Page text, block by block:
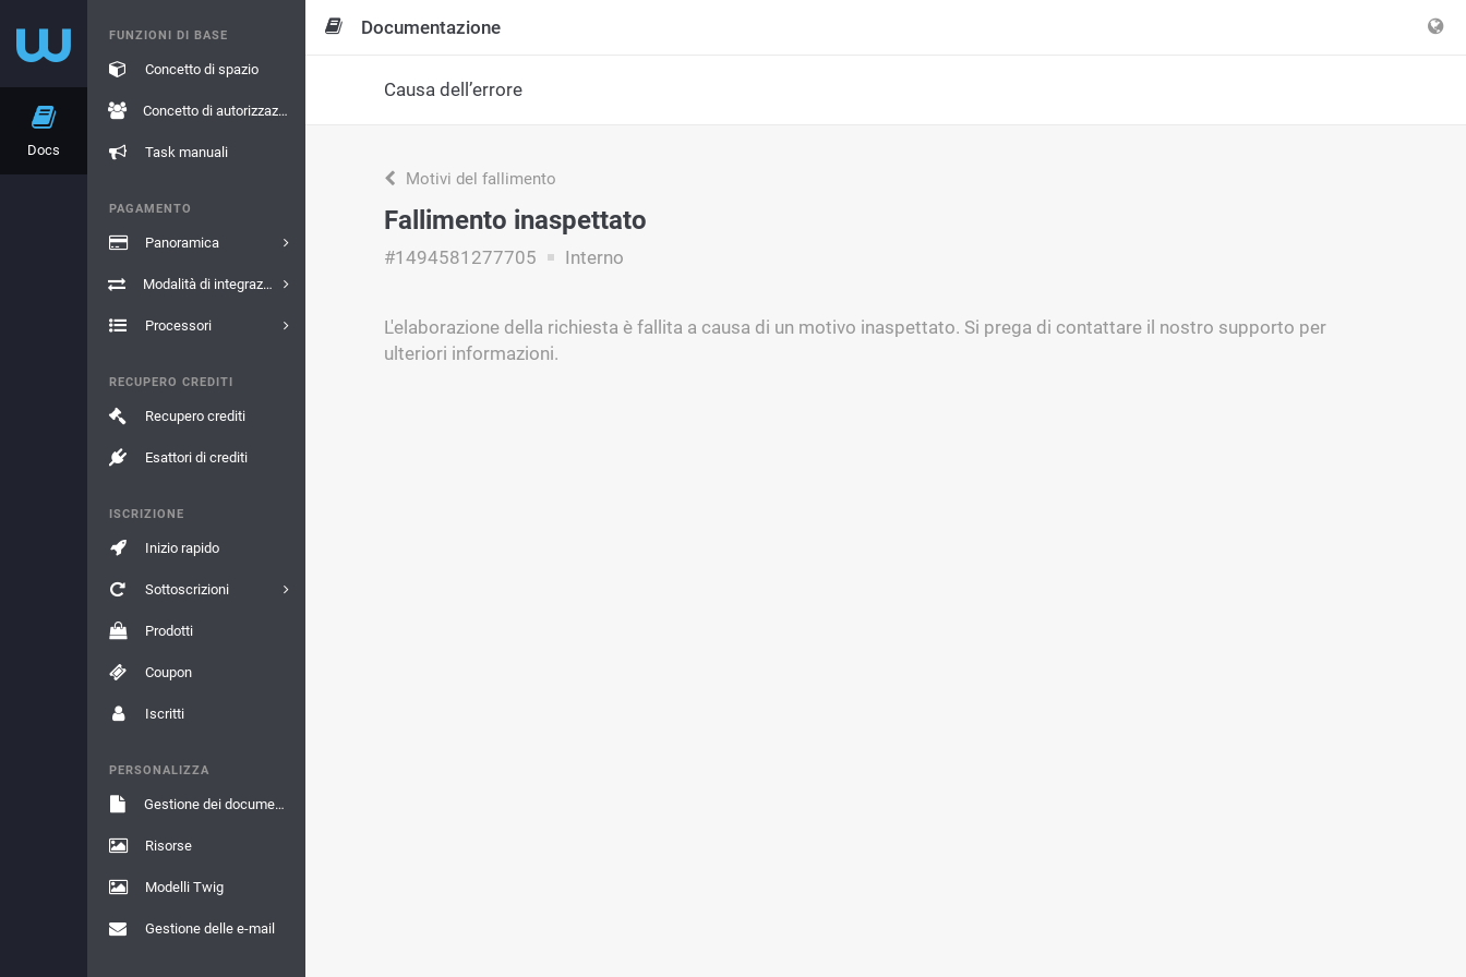
Docs
FUNZIONI DI BASE
Concetto di spazio
Concetto di autorizzazione
Task manuali
PAGAMENTO
Panoramica
Modalità di integrazione
Processori
RECUPERO CREDITI
Recupero crediti
Esattori di crediti
ISCRIZIONE
Inizio rapido
Sottoscrizioni
Prodotti
Coupon
Iscritti
PERSONALIZZA
Gestione dei documenti
Risorse
Modelli Twig
Gestione delle e-mail
Documentazione
Causa dell’errore
Motivi del fallimento
Fallimento inaspettato
#1494581277705 Interno
L'elaborazione della richiesta è fallita a causa di un motivo inaspettato. Si prega di contattare il nostro supporto per
ulteriori informazioni.